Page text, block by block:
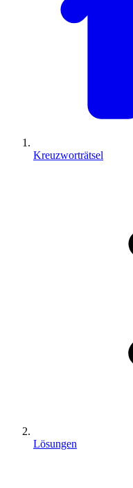
Kreuzworträtsel
Lösungen